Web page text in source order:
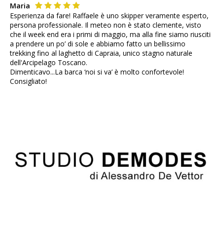
Maria
Esperienza da fare! Raffaele è uno skipper veramente esperto,
persona professionale. Il meteo non è stato clemente, visto
che il week end era i primi di maggio, ma alla fine siamo riusciti
a prendere un po’ di sole e abbiamo fatto un bellissimo
trekking fino al laghetto di Capraia, unico stagno naturale
dell'Arcipelago Toscano.
Dimenticavo...La barca ‘noi si va’ è molto confortevole!
Consigliato!